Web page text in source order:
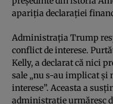
apariția declarației
Administrația Trump
conflict de interese.
Kelly, a declarat că nici
sale „nu s-au implicat și
interese”. Aceasta a
administrație urmăresc